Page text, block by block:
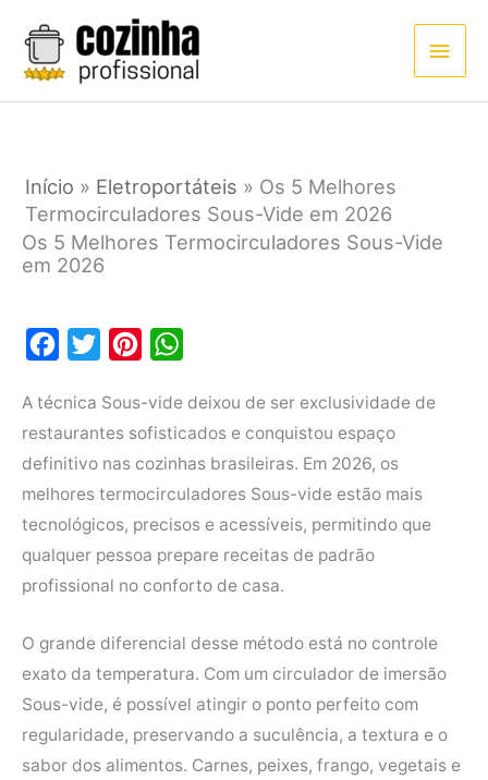
para
conteúdo
Início » Eletroportáteis » Os 5 Melhores
Termocirculadores Sous-Vide em 2026
Os 5 Melhores Termocirculadores Sous-Vide
em 2026
c
e
b
i
t
t
n
t
e
a
t
s
A técnica Sous-vide deixou de ser exclusividade de
restaurantes sofisticados e conquistou espaço
definitivo nas cozinhas brasileiras. Em 2026, os
melhores termocirculadores Sous-vide estão mais
tecnológicos, precisos e acessíveis, permitindo que
qualquer pessoa prepare receitas de padrão
profissional no conforto de casa.
O grande diferencial desse método está no controle
exato da temperatura. Com um circulador de imersão
Sous-vide, é possível atingir o ponto perfeito com
regularidade, preservando a suculência, a textura e o
sabor dos alimentos. Carnes, peixes, frango, vegetais e